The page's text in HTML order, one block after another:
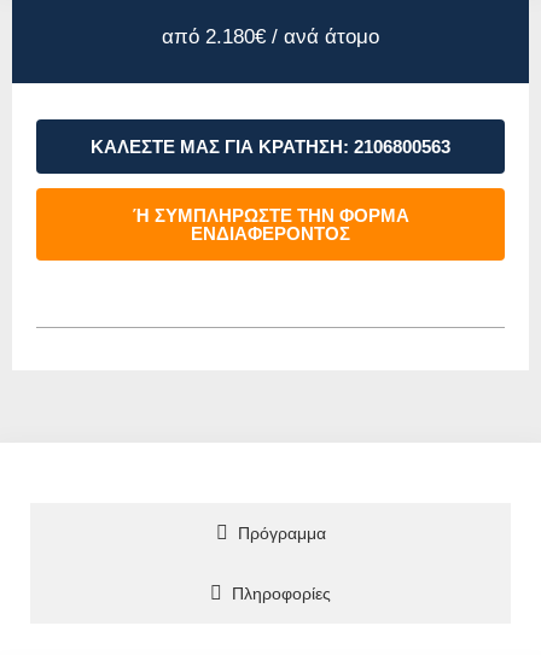
από 2.180€ / ανά άτομο
ΚΑΛΕΣΤΕ ΜΑΣ ΓΙΑ ΚΡΑΤΗΣΗ: 2106800563
Ή ΣΥΜΠΛΗΡΩΣΤΕ ΤΗΝ ΦΟΡΜΑ
ΕΝΔΙΑΦΕΡΟΝΤΟΣ
Πρόγραμμα
Πληροφορίες